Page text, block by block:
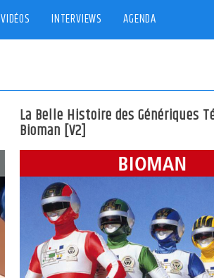
VIDÉOS INTERVIEWS AGENDA
La Belle Histoire des Génériques
Bioman [V2]